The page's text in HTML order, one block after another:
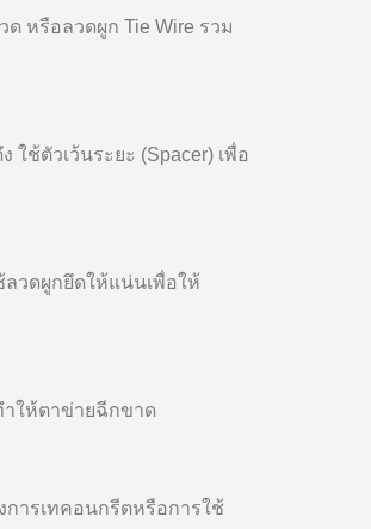
ด หรือลวดผูก Tie Wire รวม
ช้ตัวเว้นระยะ (Spacer) เพื่อ
วดผูกยึดให้แน่นเพื่อให้
ำให้ตาข่ายฉีกขาด
การเทคอนกรีตหรือการใช้